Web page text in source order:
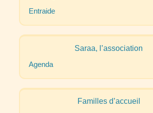
Entraide
Saraa, l’association
Agenda
Familles d’accueil